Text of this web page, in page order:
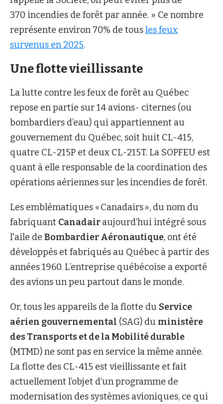
370 incendies de forêt par année. » Ce nombre
représente environ 70% de tousles feux
survenus en 2025.
Une flotte vieillissante
La lutte contre les feux de forêt au Québec
repose en partie sur 14 avions- citernes (ou
bombardiers d’eau) qui appartiennent au
gouvernement du Québec, soit huit CL-415,
quatre CL-215P et deux CL-215T. La SOPFEU est
quant à elle responsable de la coordination des
opérations aériennes sur les incendies de forêt.
Les emblématiques « Canadairs », du nom du
fabriquant Canadairaujourd’hui intégré sous
l'aile de Bombardier Aéronautique, ont été
développés et fabriqués au Québec à partir des
années 1960. L’entreprise québécoise a exporté
des avions un peu partout dans le monde.
Or, tous les appareils de la flotte du Service
aérien gouvernemental (SAG) du ministère
des Transports et de la Mobilité durable
(MTMD) ne sont pas en service la même année.
La flotte des CL-415 est vieillissante et fait
actuellement l’objet d’un programme de
modernisation des systèmes avioniques, ce qui